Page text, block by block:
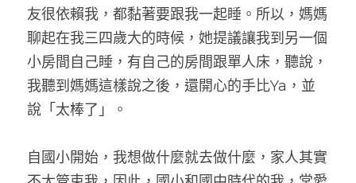
友很依賴我，都黏著要跟我一起睡。所以，媽媽
聊起在我三四歲大的時候，她提議讓我到另一個
小房間自己睡，有自己的房間跟單人床，聽說，
我聽到媽媽這樣說之後，還開心的手比Ya，並
說「太棒了」。
自國小開始，我想做什麼就去做什麼，家人其實